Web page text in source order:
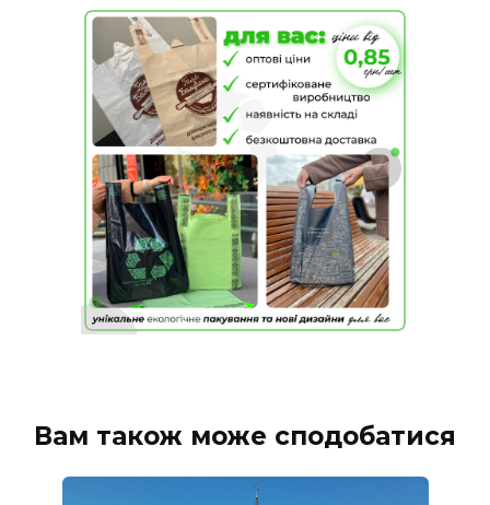
Вам також може сподобатися